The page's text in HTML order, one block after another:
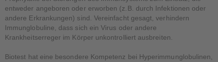
entweder angeboren oder erworben (z.B. durch Infektionen oder
andere Erkrankungen) sind. Vereinfacht gesagt, verhindern
Immunglobuline, dass sich ein Virus oder andere
Krankheitserreger im Körper unkontrolliert ausbreiten.
Biotest hat eine besondere Kompetenz bei Hyperimmunglobulinen,